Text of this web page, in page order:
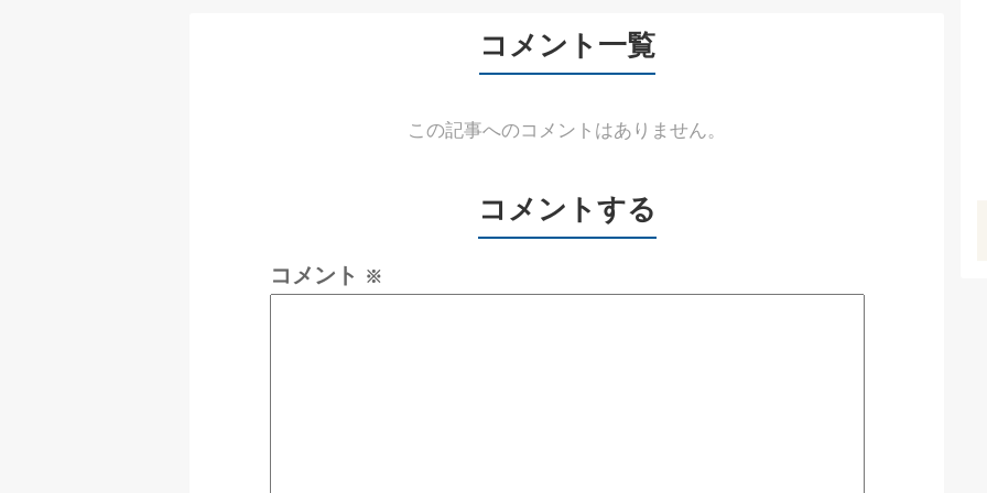
コメント一覧
この記事へのコメントはありません。
コメントする
コメント ※